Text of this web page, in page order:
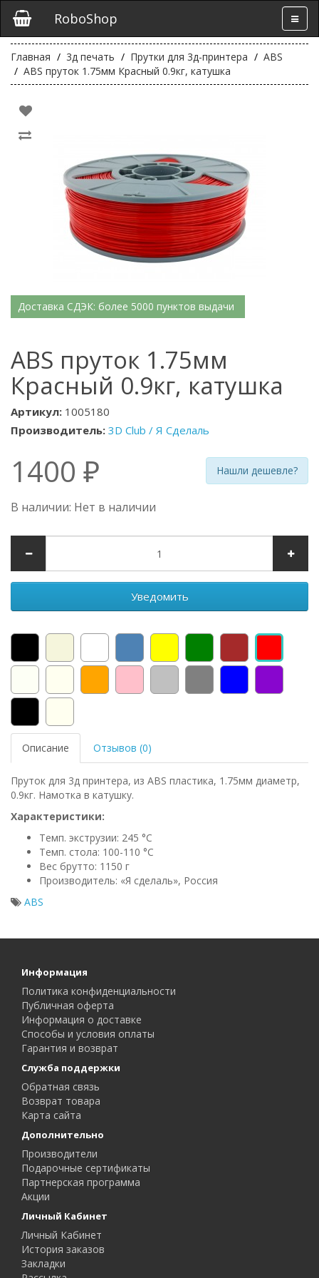
RoboShop
Главная 3д печать Прутки для 3д-принтера
ABS
ABS пруток 1.75мм Красный 0.9кг, катушка
Доставка СДЭК: более 5000 пунктов выдачи
ABS пруток 1.75мм
Красный 0.9кг, катушка
Артикул: 1005180
Производитель: 3D Club / Я Сделаль
1400 ₽ Нашли дешевле?
В наличии: Нет в наличии
Уведомить
Описание Отзывов (0)
Пруток для 3д принтера, из ABS пластика, 1.75мм диаметр,
0.9кг. Намотка в катушку.
Характеристики:
Темп. экструзии: 245 °С
Темп. стола: 100-110 °C
Вес брутто: 1150 г
Производитель: «Я сделаль», Россия
ABS
Информация
Политика конфиденциальности
Публичная оферта
Информация о доставке
Способы и условия оплаты
Гарантия и возврат
Служба поддержки
Обратная связь
Возврат товара
Карта сайта
Дополнительно
Производители
Подарочные сертификаты
Партнерская программа
Акции
Личный Кабинет
Личный Кабинет
История заказов
Закладки